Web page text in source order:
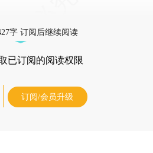
字 订阅后继续阅读
已订阅的阅读权限
订阅/会员升级